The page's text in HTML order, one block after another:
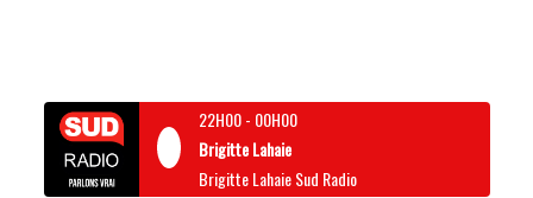
22H00- 00H00
Brigitte Lahaie
Brigitte Lahaie Sud Radio